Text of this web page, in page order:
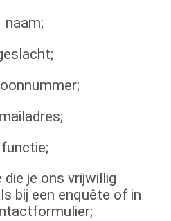
naam;
functie;
je ons vrijwillig
bij een enquête of in